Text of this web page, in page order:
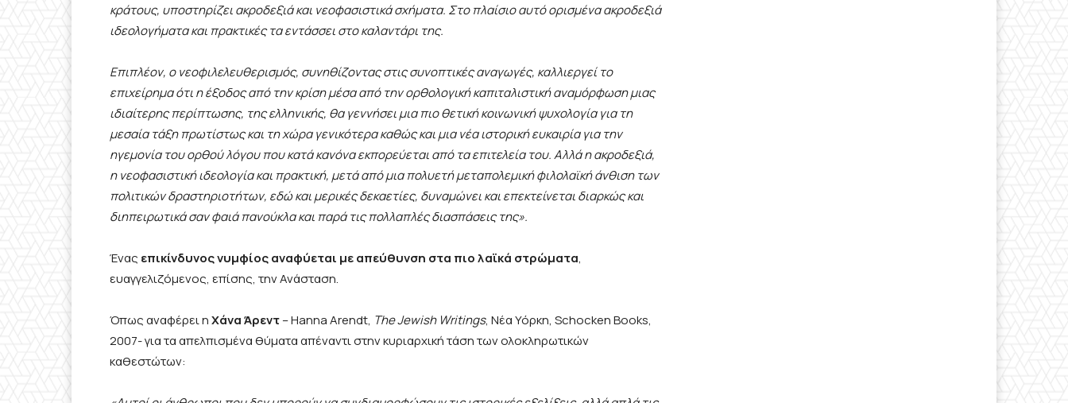
κράτους, υποστηρίζει ακροδεξιά και νεοφασιστικά σχήματα. Στο πλαίσιο αυτό ορισμένα ακροδεξιά
ιδεολογήματα και πρακτικές τα εντάσσει στο καλαντάρι της.
Επιπλέον, ο νεοφιλελευθερισμός, συνηθίζοντας στις συνοπτικές αναγωγές, καλλιεργεί το
επιχείρημα ότι η έξοδος από την κρίση μέσα από την ορθολογική καπιταλιστική αναμόρφωση μιας
ιδιαίτερης περίπτωσης, της ελληνικής, θα γεννήσει μια πιο θετική κοινωνική ψυχολογία για τη
μεσαία τάξη πρωτίστως και τη χώρα γενικότερα καθώς και μια νέα ιστορική ευκαιρία για την
ηγεμονία του ορθού λόγου που κατά κανόνα εκπορεύεται από τα επιτελεία του. Αλλά η ακροδεξιά,
η νεοφασιστική ιδεολογία και πρακτική, μετά από μια πολυετή μεταπολεμική φιλολαϊκή άνθιση των
πολιτικών δραστηριοτήτων, εδώ και μερικές δεκαετίες, δυναμώνει και επεκτείνεται διαρκώς και
διηπειρωτικά σαν φαιά πανούκλα και παρά τις πολλαπλές διασπάσεις της».
Ένας επικίνδυνος νυμφίος αναφύεται με απεύθυνση στα πιο λαϊκά στρώματα,
ευαγγελιζόμενος, επίσης, την Ανάσταση.
Όπως αναφέρει ηΧάνα Άρεντ– Hanna Arendt, The Jewish Writings, Νέα Υόρκη, Schocken Books,
2007- για τα απελπισμένα θύματα απέναντι στην κυριαρχική τάση των ολοκληρωτικών
καθεστώτων: